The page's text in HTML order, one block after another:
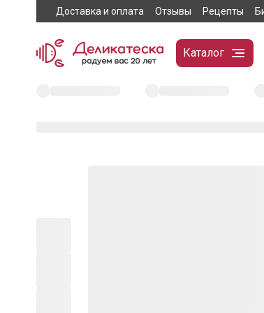
Доставка и оплата Отзывы Рецепты
Каталог